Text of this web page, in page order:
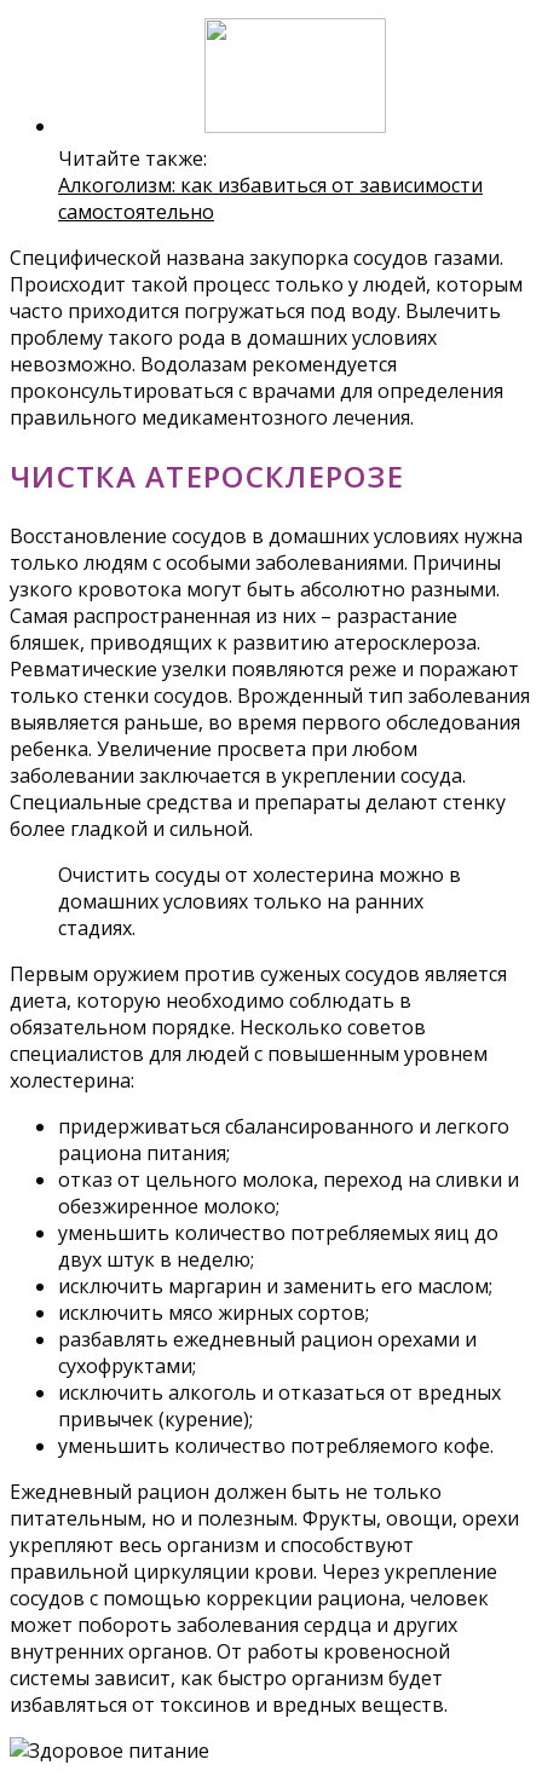
Читайте также:
Алкоголизм: как избавиться от зависимости
самостоятельно
Специфической названа закупорка сосудов газами.
Происходит такой процесс только у людей, которым
часто приходится погружаться под воду. Вылечить
проблему такого рода в домашних условиях
невозможно. Водолазам рекомендуется
проконсультироваться с врачами для определения
правильного медикаментозного лечения.
ЧИСТКА АТЕРОСКЛЕРОЗЕ
Восстановление сосудов в домашних условиях нужна
только людям с особыми заболеваниями. Причины
узкого кровотока могут быть абсолютно разными.
Самая распространенная из них – разрастание
бляшек, приводящих к развитию атеросклероза.
Ревматические узелки появляются реже и поражают
только стенки сосудов. Врожденный тип заболевания
выявляется раньше, во время первого обследования
ребенка. Увеличение просвета при любом
заболевании заключается в укреплении сосуда.
Специальные средства и препараты делают стенку
более гладкой и сильной.
Очистить сосуды от холестерина можно в
домашних условиях только на ранних
стадиях.
Первым оружием против суженых сосудов является
диета, которую необходимо соблюдать в
обязательном порядке. Несколько советов
специалистов для людей с повышенным уровнем
холестерина:
придерживаться сбалансированного и легкого
рациона питания;
отказ от цельного молока, переход на сливки и
обезжиренное молоко;
уменьшить количество потребляемых яиц до
двух штук в неделю;
исключить маргарин и заменить его маслом;
исключить мясо жирных сортов;
разбавлять ежедневный рацион орехами и
сухофруктами;
исключить алкоголь и отказаться от вредных
привычек (курение);
уменьшить количество потребляемого кофе.
Ежедневный рацион должен быть не только
питательным, но и полезным. Фрукты, овощи, орехи
укрепляют весь организм и способствуют
правильной циркуляции крови. Через укрепление
сосудов с помощью коррекции рациона, человек
может побороть заболевания сердца и других
внутренних органов. От работы кровеносной
системы зависит, как быстро организм будет
избавляться от токсинов и вредных веществ.